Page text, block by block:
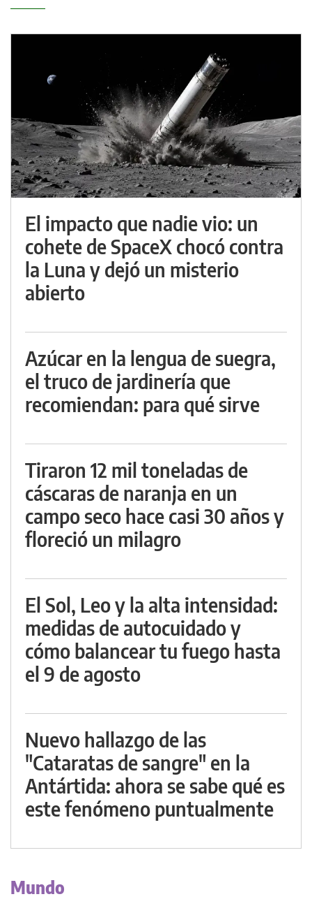
El impacto que nadie vio: un
cohete de SpaceX chocó contra
la Luna y dejó un misterio
abierto
Azúcar en la lengua de suegra,
el truco de jardinería que
recomiendan: para qué sirve
Tiraron 12 mil toneladas de
cáscaras de naranja en un
campo seco hace casi 30 años y
floreció un milagro
El Sol, Leo y la alta intensidad:
medidas de autocuidado y
cómo balancear tu fuego hasta
el 9 de agosto
Nuevo hallazgo de las
"Cataratas de sangre" en la
Antártida: ahora se sabe qué es
este fenómeno puntualmente
Mundo